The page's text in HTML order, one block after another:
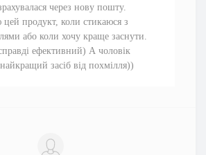
через нову пошту.
продукт, коли стикаюся з
або коли хочу краще заснути.
ефективний) А чоловік
засіб від похмілля))